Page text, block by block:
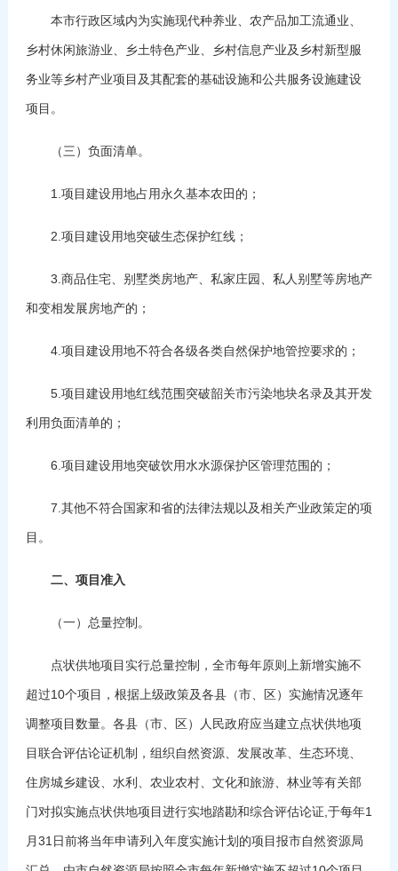
本市行政区域内为实施现代种养业、农产品加工流通业、
乡村休闲旅游业、乡土特色产业、乡村信息产业及乡村新型服
务业等乡村产业项目及其配套的基础设施和公共服务设施建设
项目。
（三）负面清单。
1.项目建设用地占用永久基本农田的；
2.项目建设用地突破生态保护红线；
3.商品住宅、别墅类房地产、私家庄园、私人别墅等房地产
和变相发展房地产的；
4.项目建设用地不符合各级各类自然保护地管控要求的；
5.项目建设用地红线范围突破韶关市污染地块名录及其开发
利用负面清单的；
6.项目建设用地突破饮用水水源保护区管理范围的；
7.其他不符合国家和省的法律法规以及相关产业政策定的项
目。
二、项目准入
（一）总量控制。
点状供地项目实行总量控制，全市每年原则上新增实施不
超过10个项目，根据上级政策及各县（市、区）实施情况逐年
调整项目数量。各县（市、区）人民政府应当建立点状供地项
目联合评估论证机制，组织自然资源、发展改革、生态环境、
住房城乡建设、水利、农业农村、文化和旅游、林业等有关部
门对拟实施点状供地项目进行实地踏勘和综合评估论证,于每年1
月31日前将当年申请列入年度实施计划的项目报市自然资源局